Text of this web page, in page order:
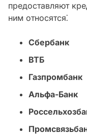
предоставляют
ним относятся⁚
Сбербанк
ВТБ
Газпромбанк
Альфа-Банк